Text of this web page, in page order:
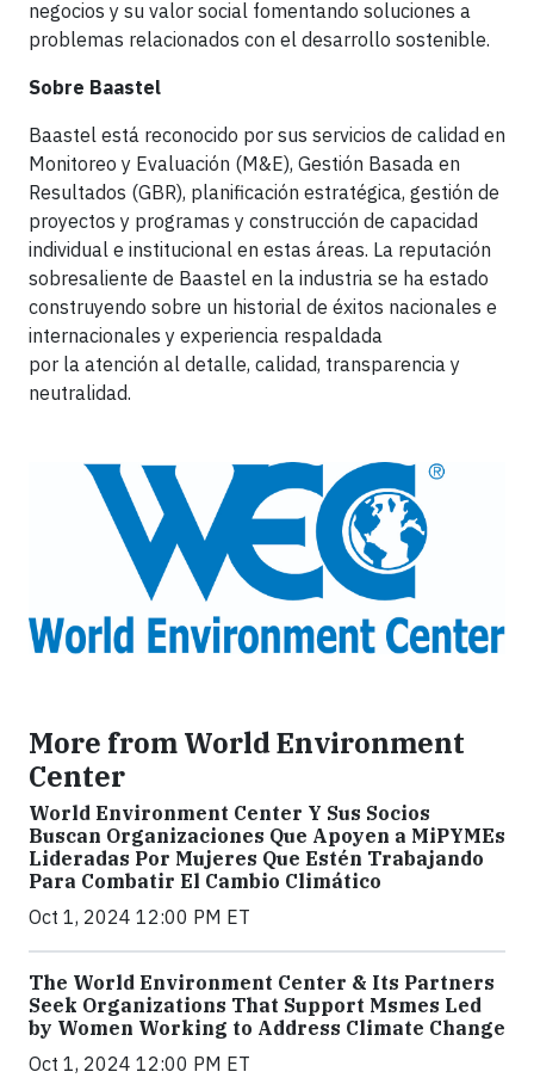
negocios y su valor social fomentando soluciones a
problemas relacionados con el desarrollo sostenible.
Sobre Baastel
Baastel está reconocido por sus servicios de calidad en
Monitoreo y Evaluación (M&E), Gestión Basada en
Resultados (GBR), planificación estratégica, gestión de
proyectos y programas y construcción de capacidad
individual e institucional en estas áreas. La reputación
sobresaliente de Baastel en la industria se ha estado
construyendo sobre un historial de éxitos nacionales e
internacionales y experiencia respaldada
por la atención al detalle, calidad, transparencia y
neutralidad.
More from World Environment
Center
World Environment Center Y Sus Socios
Buscan Organizaciones Que Apoyen a MiPYMEs
Lideradas Por Mujeres Que Estén Trabajando
Para Combatir El Cambio Climático
Oct 1, 2024 12:00 PM ET
The World Environment Center & Its Partners
Seek Organizations That Support Msmes Led
by Women Working to Address Climate Change
Oct 1, 2024 12:00 PM ET